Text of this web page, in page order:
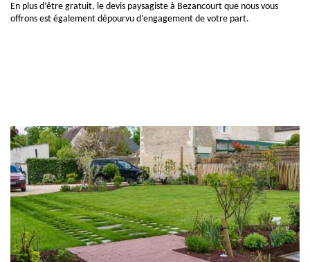
En plus d’être gratuit, le devis paysagiste à Bezancourt que nous vous
offrons est également dépourvu d’engagement de votre part.